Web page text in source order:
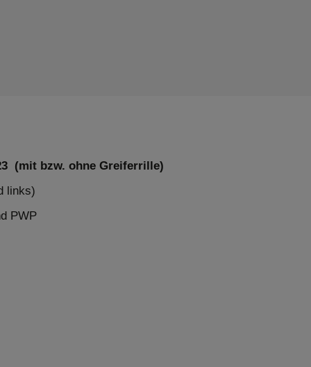
(mit bzw. ohne Greiferrille)
links)
PWP